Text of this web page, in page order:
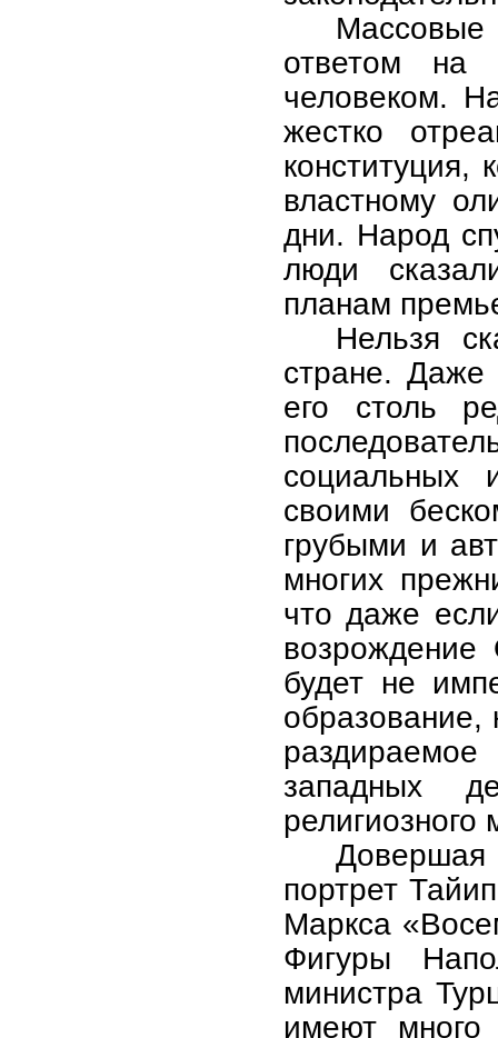
ответом на
человеком.
жестко
конституция,
властному
дни. Народ
люди
планам
Нельзя
стране. Даже
его столь
социальных
своими
грубыми и
многих
что даже
возрождение
будет не
образование,
западных
религиозного
портрет
Маркса
Фигуры
министра
имеют